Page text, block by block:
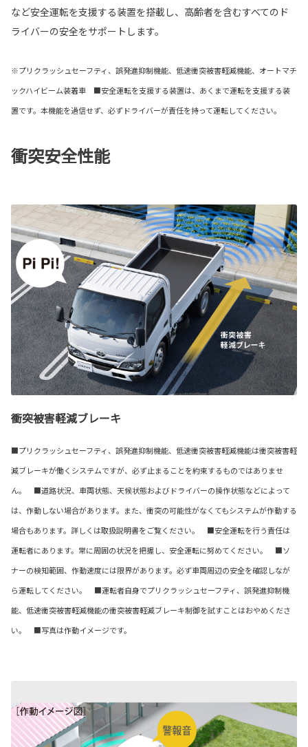
など安全運転を支援する装置を搭載し、高齢者を含むすべてのド
ライバーの安全をサポートします。
※プリクラッシュセーフティ、誤発進抑制機能、低速衝突被害軽減機能、オートマチ
ックハイビーム装着車 ■安全運転を支援する装置は、あくまで運転を支援する装
置です。本機能を過信せず、必ずドライバーが責任を持って運転してください。
衝突安全性能
衝突被害軽減ブレーキ
■プリクラッシュセーフティ、誤発進抑制機能、低速衝突被害軽減機能は衝突被害軽
減ブレーキが働くシステムですが、必ず止まることを約束するものではありませ
ん。 ■道路状況、車両状態、天候状態およびドライバーの操作状態などによって
は、作動しない場合があります。また、衝突の可能性がなくてもシステムが作動する
場合もあります。詳しくは取扱説明書をご覧ください。 ■安全運転を行う責任は
運転者にあります。常に周囲の状況を把握し、安全運転に努めてください。 ■ソ
ナーの検知範囲、作動速度には限界があります。必ず車両周辺の安全を確認しなが
ら運転してください。 ■運転者自身でプリクラッシュセーフティ、誤発進抑制機
能、低速衝突被害軽減機能の衝突被害軽減ブレーキ制御を試すことはおやめくださ
い。 ■写真は作動イメージです。